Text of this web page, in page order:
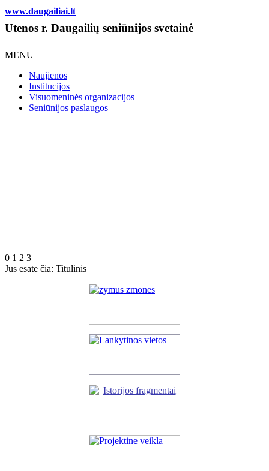
www.daugailiai.lt
Utenos r. Daugailių seniūnijos svetainė
MENU
Naujienos
Institucijos
Visuomeninės organizacijos
Seniūnijos paslaugos
0 1 2 3
Jūs esate čia: Titulinis